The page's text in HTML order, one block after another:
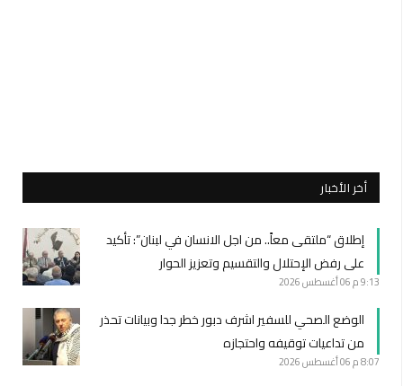
أخر الأخبار
إطلاق “ملتقى معاً.. من اجل الانسان في لبنان”: تأكيد
على رفض الإحتلال والتقسيم وتعزيز الحوار
9:13 م 06 أغسطس 2026
الوضع الصحي للسفير اشرف دبور خطر جدا وبيانات تحذر
من تداعيات توقيفه واحتجازه
8:07 م 06 أغسطس 2026